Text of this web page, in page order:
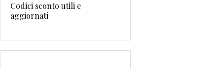
Codici sconto utili e
aggiornati